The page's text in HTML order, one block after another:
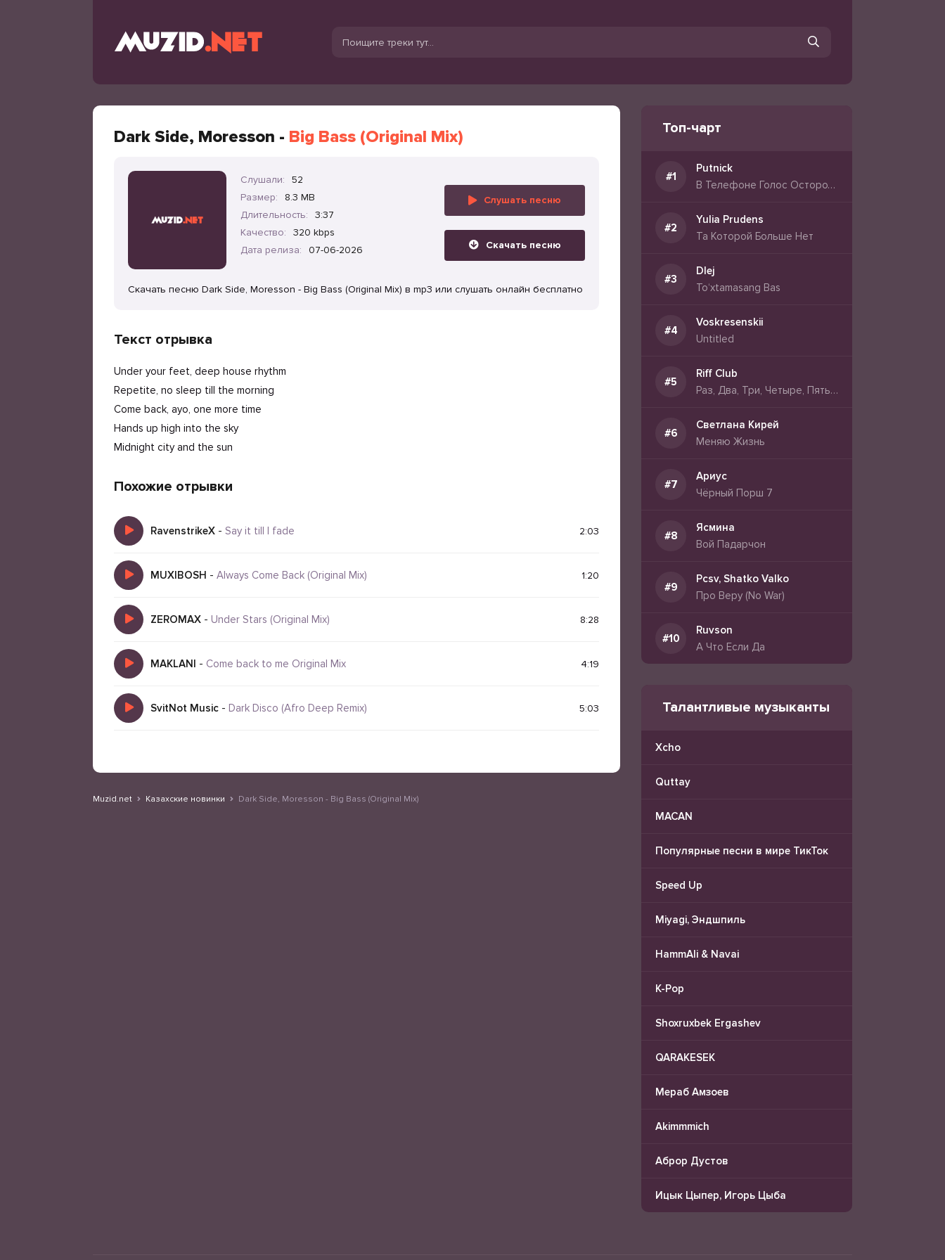
Dark Side, Moresson - Big Bass (Original Mix)
Слушали:
52
Размер:
8.3 MB
Длительность:
3:37
Качество:
320 kbps
Дата релиза:
07-06-2026
Слушать песню
Скачать песню
Скачать песню Dark Side, Moresson - Big Bass (Original Mix) в mp3 или слушать онлайн бесплатно
Текст отрывка
Under your feet, deep house rhythm
Repetite, no sleep till the morning
Come back, ayo, one more time
Hands up high into the sky
Midnight city and the sun
Похожие отрывки
RavenstrikeX - Say it till I fade 2:03
MUXIBOSH - Always Come Back (Original Mix) 1:20
ZEROMAX - Under Stars (Original Mix) 8:28
MAKLANI - Come back to me Original Mix 4:19
SvitNot Music - Dark Disco (Afro Deep Remix) 5:03
Muzid.net Казахские новинки Dark Side, Moresson - Big Bass (Original Mix)
Топ-чарт
Putnick
В Телефоне Голос Осторожно
Yulia Prudens
Та Которой Больше Нет
Dlej
To‘xtamasang Bas
Voskresenskii
Untitled
Riff Club
Раз, Два, Три, Четыре, Пять (Официальное Аудио)
Светлана Кирей
Меняю Жизнь
Ариус
Чёрный Порш 7
Ясмина
Вой Падарчон
Pcsv, Shatko Valko
Про Веру (No War)
Ruvson
А Что Если Да
Талантливые музыканты
Xcho
Quttay
MACAN
Популярные песни в мире ТикТок
Speed Up
Miyagi, Эндшпиль
HammAli & Navai
K-Pop
Shoxruxbek Ergashev
QARAKESEK
Мераб Амзоев
Akimmmich
Аброр Дустов
Ицык Цыпер, Игорь Цыба